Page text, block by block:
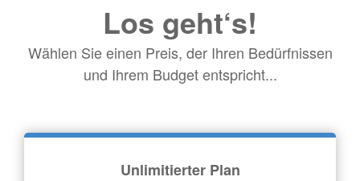
Los geht‘s!
Wählen Sie einen Preis, der Ihren Bedürfnissen
und Ihrem Budget entspricht...
Unlimitierter Plan